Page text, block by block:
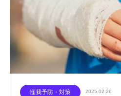
怪我予防・対策 2025.02.26